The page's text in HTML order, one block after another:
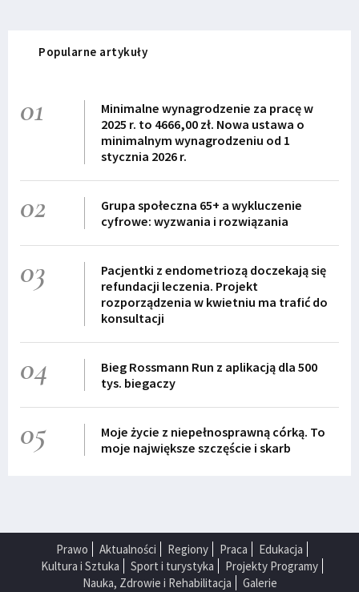
Popularne artykuły
01
Minimalne wynagrodzenie za pracę w
2025 r. to 4666,00 zł. Nowa ustawa o
minimalnym wynagrodzeniu od 1
stycznia 2026 r.
02
Grupa społeczna 65+ a wykluczenie
cyfrowe: wyzwania i rozwiązania
03
Pacjentki z endometriozą doczekają się
refundacji leczenia. Projekt
rozporządzenia w kwietniu ma trafić do
konsultacji
04
Bieg Rossmann Run z aplikacją dla 500
tys. biegaczy
05
Moje życie z niepełnosprawną córką. To
moje największe szczęście i skarb
Prawo Aktualności Regiony Praca
Edukacja
Kultura i Sztuka
Sport i turystyka
Projekty Programy
Nauka, Zdrowie i Rehabilitacja
Galerie